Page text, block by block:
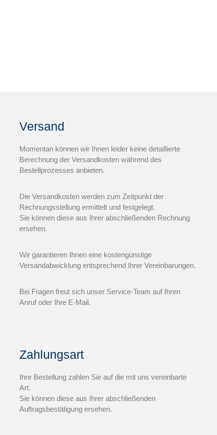
Versand
Momentan können wir Ihnen leider keine detaillierte
Berechnung der Versandkosten während des
Bestellprozesses anbieten.
Die Versandkosten werden zum Zeitpunkt der
Rechnungsstellung ermittelt und festgelegt.
Sie können diese aus Ihrer abschließenden Rechnung
ersehen.
Wir garantieren Ihnen eine kostengünstige
Versandabwicklung entsprechend Ihrer Vereinbarungen.
Bei Fragen freut sich unser Service-Team auf Ihren
Anruf oder Ihre E-Mail.
Zahlungsart
Ihre Bestellung zahlen Sie auf die mit uns vereinbarte
Art.
Sie können diese aus Ihrer abschließenden
Auftragsbestätigung ersehen.